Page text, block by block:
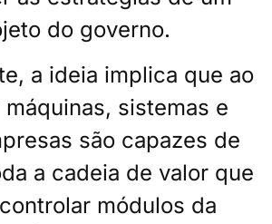
do governo.
a ideia implica que ao
sistemas e
são capazes de
a cadeia de valor que
módulos da